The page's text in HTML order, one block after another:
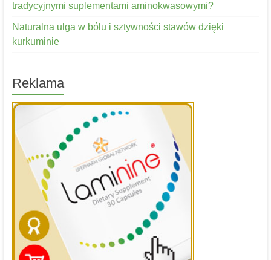
tradycyjnymi suplementami aminokwasowymi?
Naturalna ulga w bólu i sztywności stawów dzięki
kurkuminie
Reklama